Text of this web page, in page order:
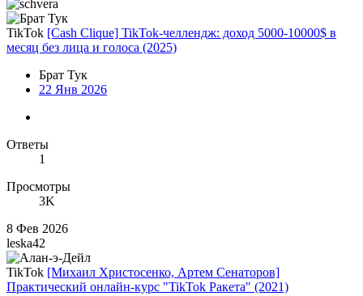
TikTok [Cash Clique] TikTok-челлендж: доход 5000-10000$ в
месяц без лица и голоса (2025)
Брат Тук
22 Янв 2026
Ответы
1
Просмотры
3K
8 Фев 2026
leska42
TikTok [Михаил Христосенко, Артем Сенаторов]
Практический онлайн-курс "TikTok Ракета" (2021)